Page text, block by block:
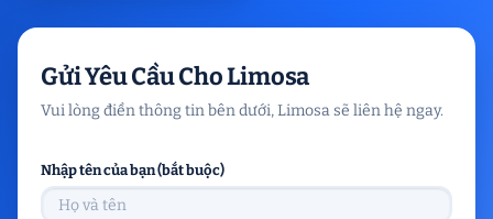
Gửi Yêu Cầu Cho Limosa
Vui lòng điền thông tin bên dưới, Limosa sẽ liên hệ ngay.
Nhập tên của bạn (bắt buộc)